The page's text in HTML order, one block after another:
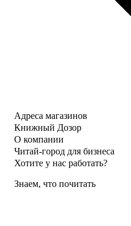
Адреса магазинов
Книжный Дозор
О компании
Читай-город для бизнеса
Хотите у нас работать?
Знаем, что почитать